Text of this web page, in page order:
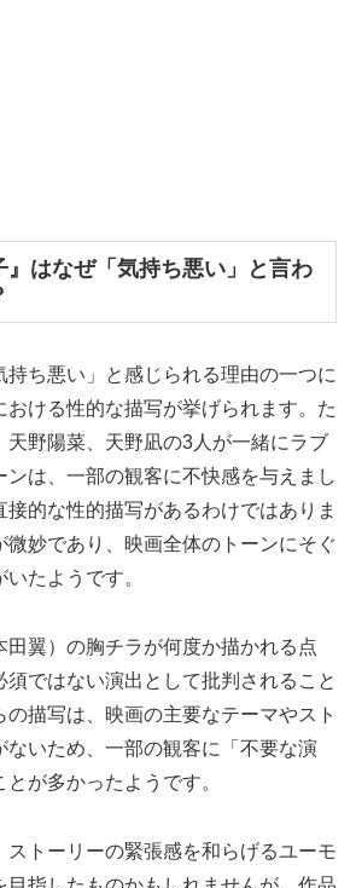
』はなぜ「気持ち悪い」と言わ
持ち悪い」と感じられる理由の一つに
おける性的な描写が挙げられます。た
天野陽菜、天野凪の3人が一緒にラブ
ンは、一部の観客に不快感を与えまし
接的な性的描写があるわけではありま
微妙であり、映画全体のトーンにそぐ
たようです。
田翼）の胸チラが何度か描かれる点
須ではない演出として批判されること
の描写は、映画の主要なテーマやスト
ないため、一部の観客に「不要な演
が多かったようです。
ストーリーの緊張感を和らげるユーモ